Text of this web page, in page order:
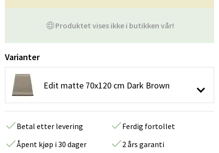
Produktet vises ikke i butikken vår!
Varianter
Edit matte 70x120 cm Dark Brown
Betal etter levering
Ferdig fortollet
Åpent kjøp i 30 dager
2 års garanti